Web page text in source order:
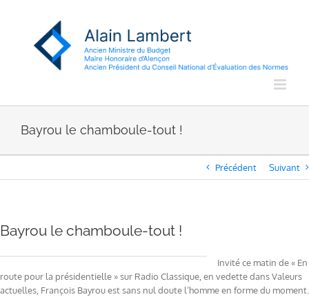
Bayrou le chamboule-tout !
Précédent Suivant
Bayrou le chamboule-tout !
Invité ce matin de « En
route pour la présidentielle » sur Radio Classique, en vedette dans Valeurs
actuelles, François Bayrou est sans nul doute l’homme en forme du moment.